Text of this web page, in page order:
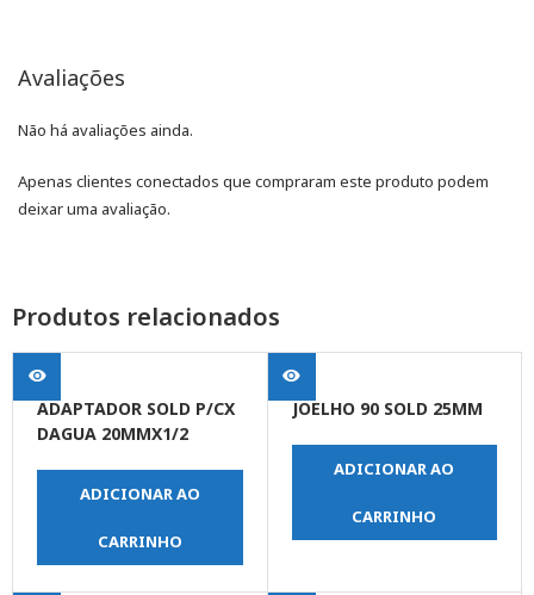
Avaliações
Não há avaliações ainda.
Apenas clientes conectados que compraram este produto podem
deixar uma avaliação.
Produtos relacionados
ADAPTADOR SOLD P/CX
DAGUA 20MMX1/2
ADICIONAR AO
CARRINHO
JOELHO 90 SOLD 25MM
ADICIONAR AO
CARRINHO